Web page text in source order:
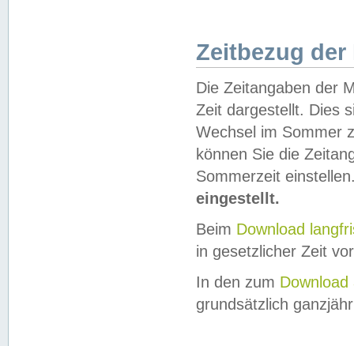
Zeitbezug der
Die Zeitangaben der
Zeit dargestellt. Dies
Wechsel im Sommer
können Sie die
Sommerzeit
eingestellt.
Beim Download
in gesetzlicher Zeit
In den zum Download
grundsätzlich